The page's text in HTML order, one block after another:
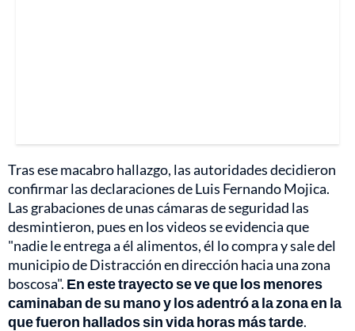
Tras ese macabro hallazgo, las autoridades decidieron
confirmar las declaraciones de Luis Fernando Mojica.
Las grabaciones de unas cámaras de seguridad las
desmintieron, pues en los videos se evidencia que
"nadie le entrega a él alimentos, él lo compra y sale del
municipio de Distracción en dirección hacia una zona
boscosa". En este trayecto se ve que los menores
caminaban de su mano y los adentró a la zona en la
que fueron hallados sin vida horas más tarde.